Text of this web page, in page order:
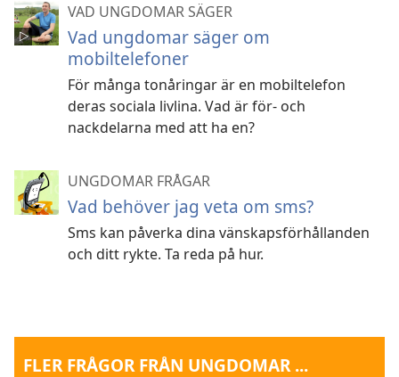
VAD UNGDOMAR SÄGER
Vad ungdomar säger om
mobiltelefoner
För många tonåringar är en mobiltelefon
deras sociala livlina. Vad är för- och
nackdelarna med att ha en?
UNGDOMAR FRÅGAR
Vad behöver jag veta om sms?
Sms kan påverka dina vänskapsförhållanden
och ditt rykte. Ta reda på hur.
FLER FRÅGOR FRÅN UNGDOMAR ...